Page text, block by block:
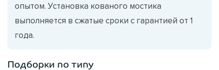
опытом. Установка кованого мостика
выполняется в сжатые сроки с гарантией от 1
года.
Подборки по типу